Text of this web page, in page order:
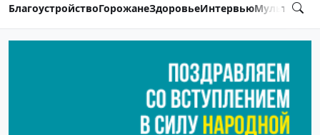
БлагоустройствоГорожанеЗдоровьеИнтервью